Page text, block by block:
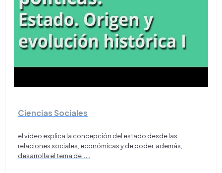
Ciencias Sociales
el vídeo explica la concepción del estado desde las
relaciones sociales, económicas y de poder. además,
desarrolla el tema de ...